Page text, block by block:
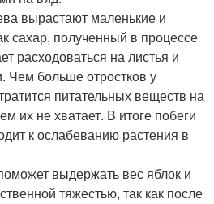
вырастают маленькие и
сахар, полученный в процессе
расходоваться на листья и
Чем больше отростков у
питательных веществ на
их не хватает. В итоге побеги
к ослабеванию растения в
выдержать вес яблок и
тяжестью, так как после